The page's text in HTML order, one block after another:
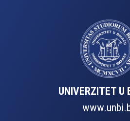
UNIVERZITET U